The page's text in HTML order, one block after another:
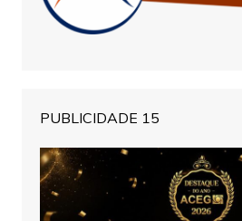
PUBLICIDADE 15